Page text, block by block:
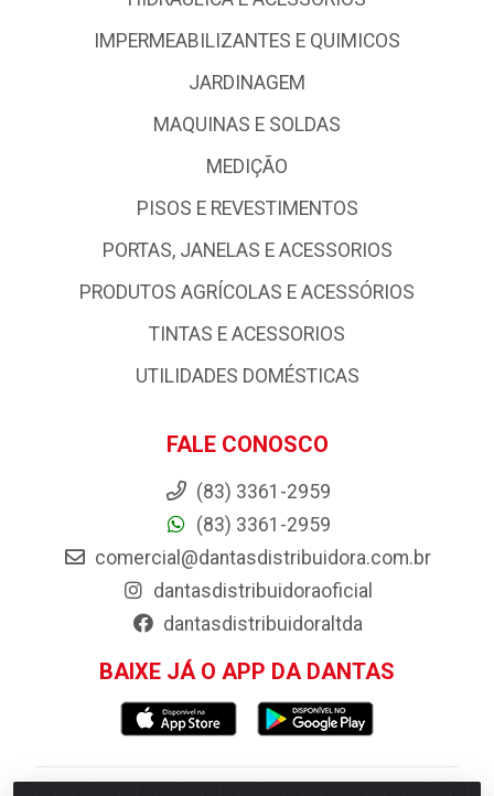
IMPERMEABILIZANTES E QUIMICOS
JARDINAGEM
MAQUINAS E SOLDAS
MEDIÇÃO
PISOS E REVESTIMENTOS
PORTAS, JANELAS E ACESSORIOS
PRODUTOS AGRÍCOLAS E ACESSÓRIOS
TINTAS E ACESSORIOS
UTILIDADES DOMÉSTICAS
FALE CONOSCO
(83) 3361-2959
(83) 3361-2959
comercial@dantasdistribuidora.com.br
dantasdistribuidoraoficial
dantasdistribuidoraltda
BAIXE JÁ O APP DA DANTAS